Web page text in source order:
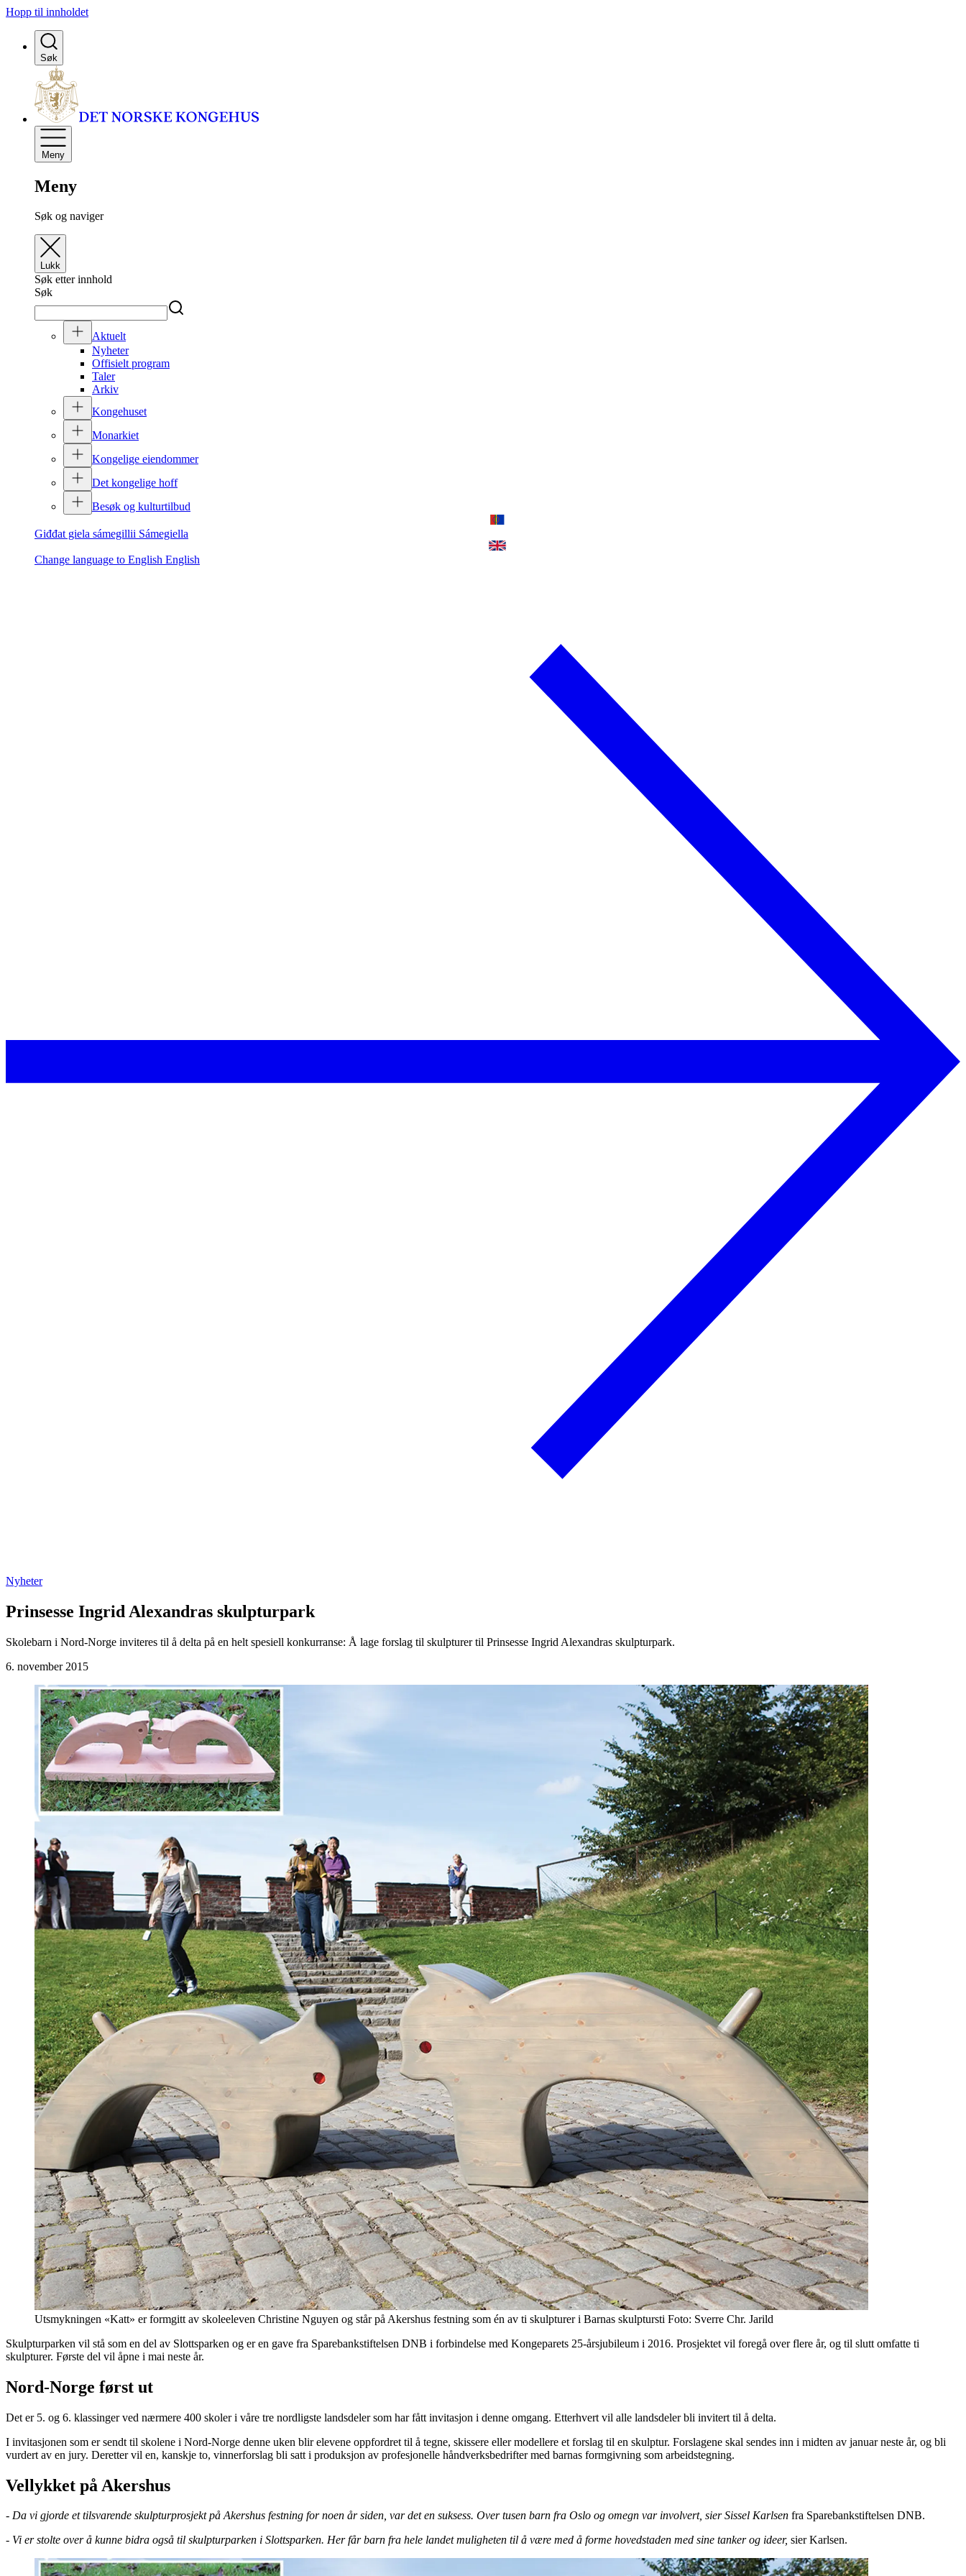
Hopp til innholdet
Søk
Meny
Meny
Søk og naviger
Lukk
Søk etter innhold
Søk
Aktuelt
Nyheter
Offisielt program
Taler
Arkiv
Kongehuset
Monarkiet
Kongelige eiendommer
Det kongelige hoff
Besøk og kulturtilbud
Giđđat giela sámegillii Sámegiella
Change language to English English
Nyheter
Prinsesse Ingrid Alexandras skulpturpark
Skolebarn i Nord-Norge inviteres til å delta på en helt spesiell konkurranse: Å lage forslag til skulpturer til Prinsesse Ingrid Alexandras skulpturpark.
6. november 2015
Utsmykningen «Katt» er formgitt av skoleeleven Christine Nguyen og står på Akershus festning som én av ti skulpturer i Barnas skulptursti Foto: Sverre Chr. Jarild
Skulpturparken vil stå som en del av Slottsparken og er en gave fra Sparebankstiftelsen DNB i forbindelse med Kongeparets 25-årsjubileum i 2016. Prosjektet vil foregå over flere år, og til slutt omfatte ti
skulpturer. Første del vil åpne i mai neste år.
Nord-Norge først ut
Det er 5. og 6. klassinger ved nærmere 400 skoler i våre tre nordligste landsdeler som har fått invitasjon i denne omgang. Etterhvert vil alle landsdeler bli invitert til å delta.
I invitasjonen som er sendt til skolene i Nord-Norge denne uken blir elevene oppfordret til å tegne, skissere eller modellere et forslag til en skulptur. Forslagene skal sendes inn i midten av januar neste år, og bli
vurdert av en jury. Deretter vil en, kanskje to, vinnerforslag bli satt i produksjon av profesjonelle håndverksbedrifter med barnas formgivning som arbeidstegning.
Vellykket på Akershus
- Da vi gjorde et tilsvarende skulpturprosjekt på Akershus festning for noen år siden, var det en suksess. Over tusen barn fra Oslo og omegn var involvert, sier Sissel Karlsen fra Sparebankstiftelsen DNB.
- Vi er stolte over å kunne bidra også til skulpturparken i Slottsparken. Her får barn fra hele landet muligheten til å være med å forme hovedstaden med sine tanker og ideer, sier Karlsen.